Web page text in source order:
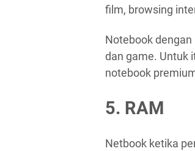
film, browsing
Notebook
dan game. Untuk
notebook
5. RAM
Netbook ketika